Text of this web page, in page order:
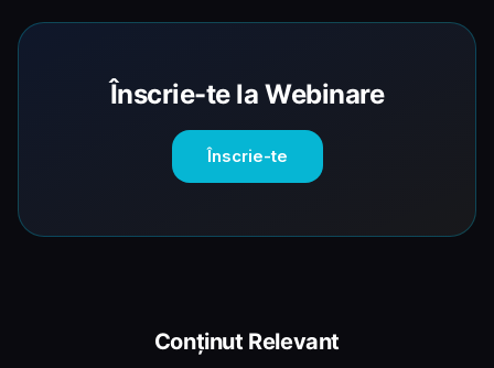
Înscrie-te la Webinare
Înscrie-te
Conținut Relevant